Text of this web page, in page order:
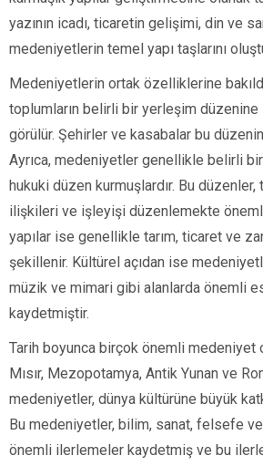
yazının icadı, ticaretin gelişimi, din ve
medeniyetlerin temel yapı taşlarını
Medeniyetlerin ortak özelliklerine
toplumların belirli bir yerleşim düzenine
görülür. Şehirler ve kasabalar bu düzenin
Ayrıca, medeniyetler genellikle belirli
hukuki düzen kurmuşlardır. Bu
ilişkileri ve işleyişi düzenlemekte
yapılar ise genellikle tarım, ticaret ve
şekillenir. Kültürel açıdan ise
müzik ve mimari gibi alanlarda önemli
kaydetmiştir.
Tarih boyunca birçok önemli medeniyet
Mısır, Mezopotamya, Antik Yunan ve
medeniyetler, dünya kültürüne büyük
Bu medeniyetler, bilim, sanat, felsefe
önemli ilerlemeler kaydetmiş ve bu